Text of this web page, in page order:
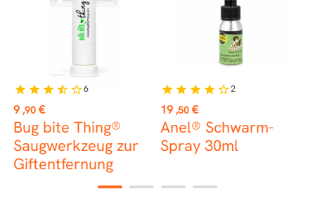
Preis
9 ,90 €
Bug bite Thing®
Saugwerkzeug zur
Giftentfernung
star star star star_half star_border6
Preis
19 ,50 €
Anel® Schwarm-
Spray 30ml
star star star star star_border2
1 2 3 4